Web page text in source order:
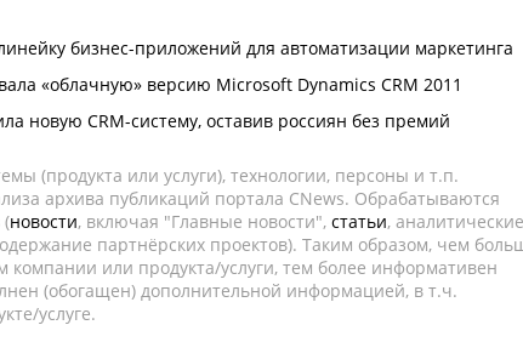
бизнес-приложений для автоматизации маркетинга
«облачную» версию Microsoft Dynamics CRM 2011
новую CRM-систему, оставив россиян без премий
(продукта или услуги), технологии, персоны и т.п.
архива публикаций портала CNews. Обрабатываются
(новости, включая "Главные новости", статьи, аналитические
партнёрских проектов). Таким образом, чем
или продукта/услуги, тем более информативен
(обогащен) дополнительной информацией, в т.ч.
услуге.